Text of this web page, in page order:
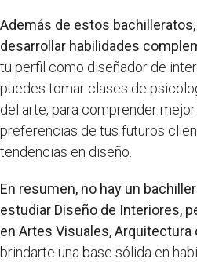
Además de estos
desarrollar habilidades
tu perfil como diseñador de
puedes tomar clases de
del arte, para comprender
preferencias de tus futuros
tendencias en diseño.
En resumen, no hay un
estudiar Diseño de Interiores,
en Artes Visuales, Arquitectura
brindarte una base sólida en